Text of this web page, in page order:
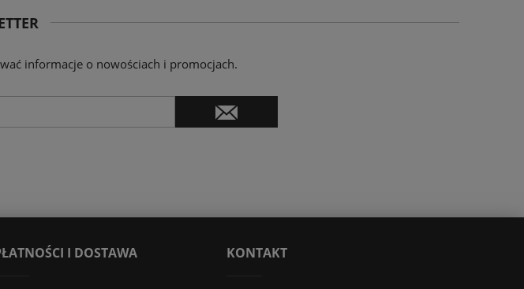
informacje o nowościach i promocjach.
I DOSTAWA KONTAKT